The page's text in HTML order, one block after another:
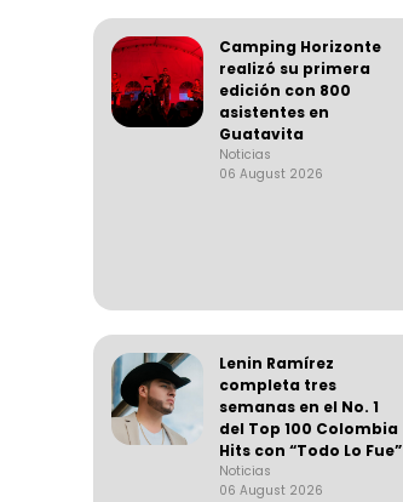
Camping Horizonte
realizó su primera
edición con 800
asistentes en
Guatavita
Noticias
06 August 2026
Lenin Ramírez
completa tres
semanas en el No. 1
del Top 100 Colombia
Hits con “Todo Lo Fue”
Noticias
06 August 2026